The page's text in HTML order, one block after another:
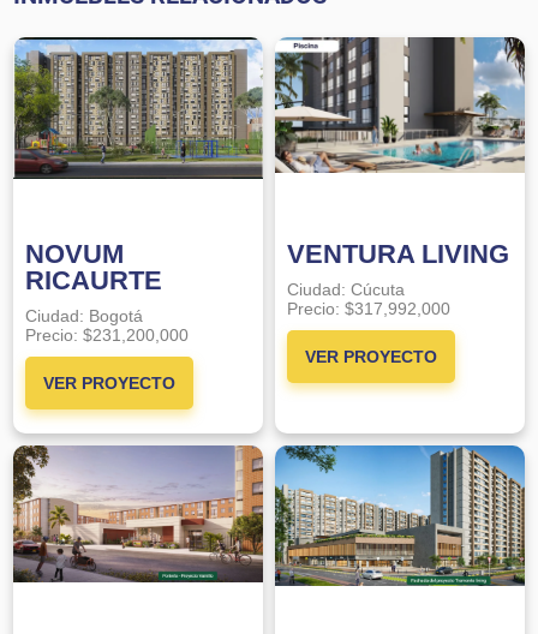
NOVUM
RICAURTE
Ciudad: Bogotá
Precio:$231,200,000
VER PROYECTO
VENTURA LIVING
Ciudad: Cúcuta
Precio: $317,992,000
VER PROYECTO